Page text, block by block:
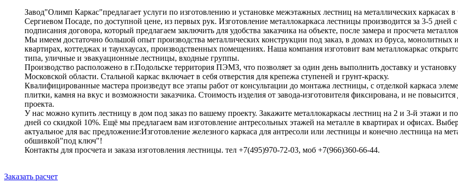
Завод"Олимп Каркас"предлагает услуги по изготовлению и установке межэтажных лестниц на металлических каркасах в
Сергиевом Посаде, по доступной цене, из первых рук. Изготовление металлокаркаса лестницы производится за 3-5 дней
подписания договора, который предлагаем заключить для удобства заказчика на объекте, после замера и просчета
Мы имеем достаточно большой опыт производства металлических конструкции под заказ, в домах из бруса, монолитных
квартирах, коттеджах и таунхаусах, производственных помещениях. Наша компания изготовит вам металлокаркас
типа, уличные и эвакуационные лестницы, входные группы.
Производство расположено в г.Подольске территория ПЭМЗ, что позволяет за один день выполнить доставку и установку
Московской области. Стальной каркас включает в себя отверстия для крепежа ступеней и грунт-краску.
Квалифицированные мастера произведут все этапы работ от консультации до монтажа лестницы, с отделкой каркаса
плитки, камня на вкус и возможности заказчика. Стоимость изделия от завода-изготовителя фиксирована, и не
проекта.
У нас можно купить лестницу в дом под заказ по вашему проекту. Закажите металлокаркасы лестниц на 2 и 3-й этажи и
дней со скидкой 10%. Ещё мы предлагаем вам изготовление антресольных этажей на металле в квартирах и офисах.
актуальное для вас предложение:Изготовление железного каркаса для антресоли или лестницы и конечно лестница на
обшивкой"под ключ"!
Контакты для просчета и заказа изготовления лестницы. тел +7(495)970-72-03, моб +7(966)360-66-44.
Заказать расчет